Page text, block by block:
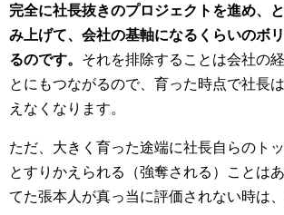
完全に社長抜きのプロジェクトを進め、
み上げて、会社の基軸になるくらいのボ
るのです。 それを排除することは会社の
とにもつながるので、育った時点で社長
えなくなります。
ただ、大きく育った途端に社長自らのト
とすりかえられる（強奪される）ことは
てた張本人が真っ当に評価されない時は、